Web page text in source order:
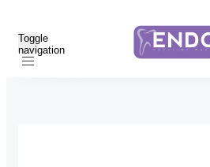
Toggle
navigation